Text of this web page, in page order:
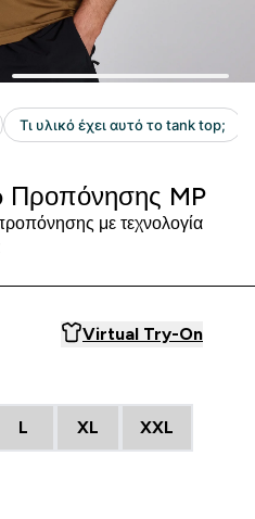
Προπόνησης MP
με τεχνολογία
Virtual Try-On
L XL XXL